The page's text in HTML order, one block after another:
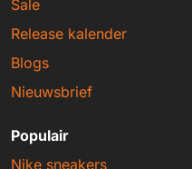
Sale
Release kalender
Blogs
Nieuwsbrief
Populair
Nike sneakers